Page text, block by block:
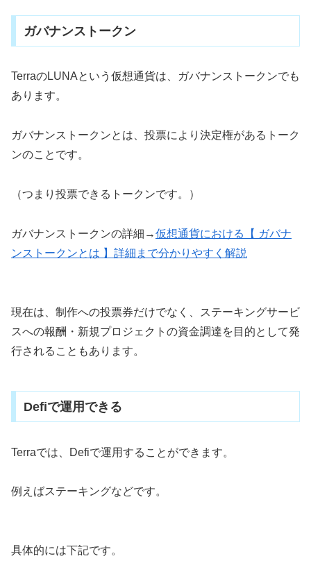
ガバナンストークン
TerraのLUNAという仮想通貨は、ガバナンストークンでも
あります。
ガバナンストークンとは、投票により決定権があるトーク
ンのことです。
（つまり投票できるトークンです。）
ガバナンストークンの詳細→仮想通貨における【 ガバナ
ンストークンとは 】詳細まで分かりやすく解説
現在は、制作への投票券だけでなく、ステーキングサービ
スへの報酬・新規プロジェクトの資金調達を目的として発
行されることもあります。
Defiで運用できる
Terraでは、Defiで運用することができます。
例えばステーキングなどです。
具体的には下記です。